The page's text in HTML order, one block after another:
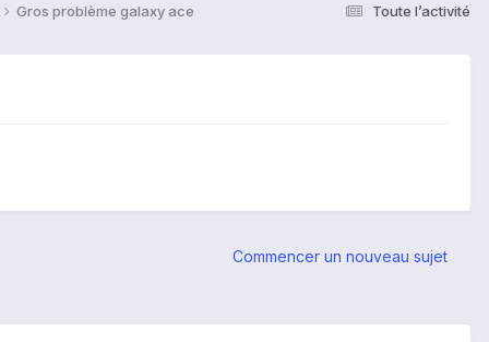
Toute l’activité
Gros problème galaxy ace
Commencer un nouveau sujet